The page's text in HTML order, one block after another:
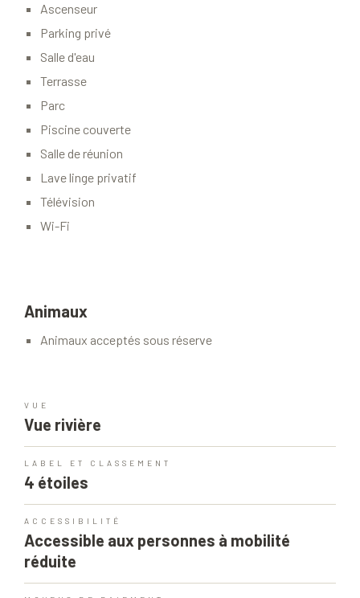
Ascenseur
Parking privé
Salle d'eau
Terrasse
Parc
Piscine couverte
Salle de réunion
Lave linge privatif
Télévision
Wi-Fi
Animaux
Animaux acceptés sous réserve
VUE
Vue rivière
LABEL ET CLASSEMENT
4 étoiles
ACCESSIBILITÉ
Accessible aux personnes à mobilité
réduite